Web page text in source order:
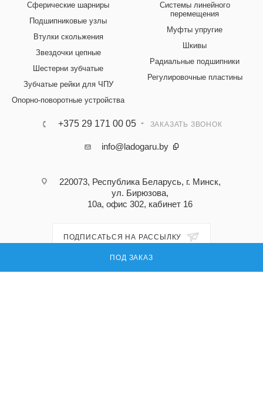
ПОД ЗАКАЗ
Сферические шарниры
Подшипниковые узлы
Втулки скольжения
Звездочки цепные
Шестерни зубчатые
Зубчатые рейки для ЧПУ
Опорно-поворотные устройства
Системы линейного
перемещения
Муфты упругие
Шкивы
Радиальные подшипники
Регулировочные пластины
+375 29 171 00 05 ЗАКАЗАТЬ ЗВОНОК
info@ladogaru.by
220073, Республика Беларусь, г. Минск,
ул. Бирюзова,
10а, офис 302, кабинет 16
ПОДПИСАТЬСЯ НА РАССЫЛКУ